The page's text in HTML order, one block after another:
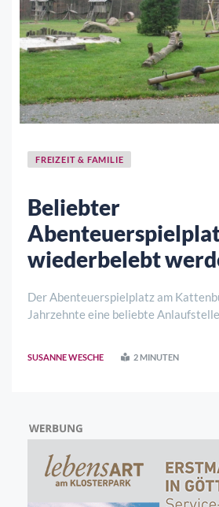
FREIZEIT & FAMILIE
Beliebter
wiederbelebt
Der Abenteuerspielplatz am
Jahrzehnte eine beliebte
SUSANNE WESCHE 2 MINUTEN